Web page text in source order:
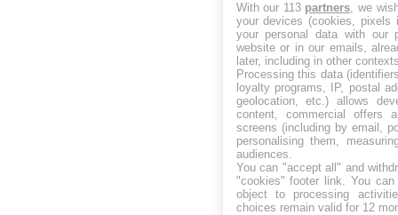
With our 113 partners, we
your devices (cookies, pixels
your personal data with our
website or in our emails,
later, including in other
Processing this data
loyalty programs, IP, postal
geolocation, etc.) allows
content, commercial offers
screens (including by email,
personalising them,
audiences.
You can "accept all" and
"cookies" footer link. You can
object to processing
choices remain valid for 12